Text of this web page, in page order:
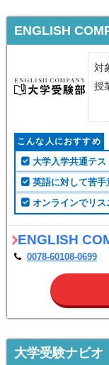
ENGLISH
対
授
こんな人におすすめ
大学入学共通テ
英語に対して苦
オンラインでリ
ENGLISH
0078-60108-0699
大学受験ナビオ